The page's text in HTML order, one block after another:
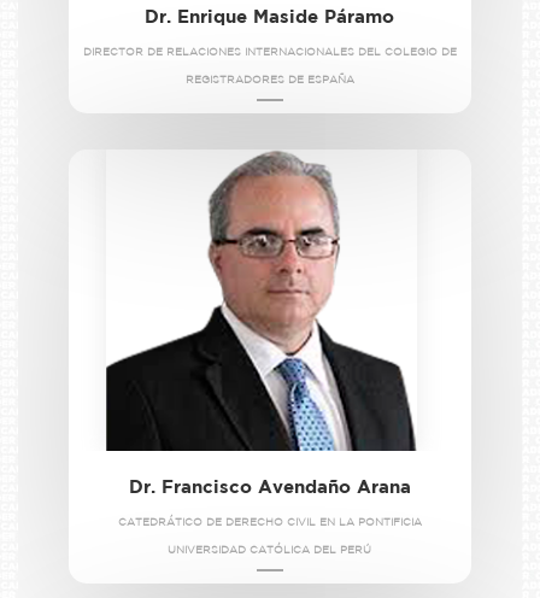
Dr. Enrique Maside Páramo
DIRECTOR DE RELACIONES INTERNACIONALES DEL COLEGIO DE
REGISTRADORES DE ESPAÑA
Dr. Francisco Avendaño Arana
CATEDRÁTICO DE DERECHO CIVIL EN LA PONTIFICIA
UNIVERSIDAD CATÓLICA DEL PERÚ